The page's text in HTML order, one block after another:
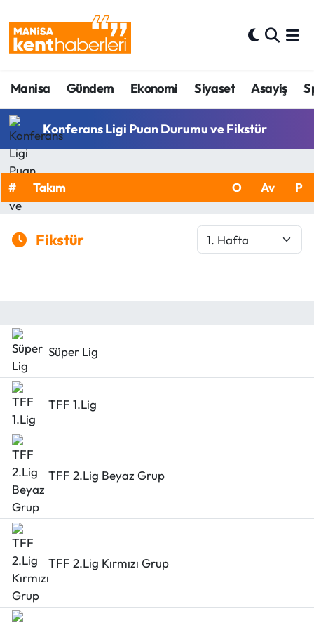
Manisa Gündem Ekonomi Siyaset Asayiş
Konferans Ligi Puan Durumu ve Fikstür
# Takım O Av P
Fikstür
Süper Lig
TFF 1.Lig
TFF 2.Lig Beyaz Grup
TFF 2.Lig Kırmızı Grup
Ahmetli Hava Durumu
Ahmetli Trafik Yoğunluk Haritası
Süper Lig Puan Durumu ve Fikstür
Son Dakika Haberleri
Haber Arşivi